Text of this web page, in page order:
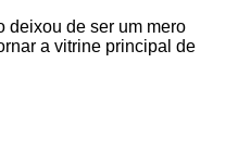
deixou de ser um mero
a vitrine principal de